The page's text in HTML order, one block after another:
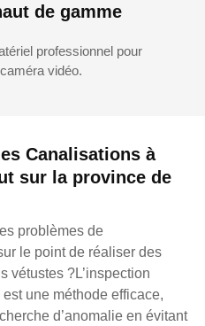
Canalisations à
sur la province de
problèmes de
le point de réaliser des
vétustes ?L’inspection
est une méthode efficace,
d’anomalie en évitant
de gamme
professionnel pour
vidéo.